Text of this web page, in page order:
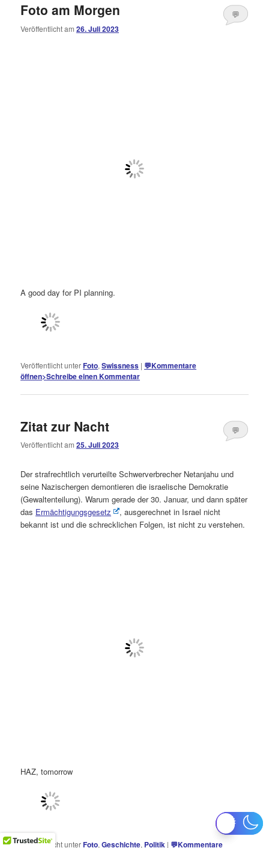
Foto am Morgen
Veröffentlicht am26. Juli 2023
💬
A good day for PI planning.
Veröffentlicht unterFoto,Swissness | 💬Kommentare
öffnen>Schreibe einen Kommentar
Zitat zur Nacht
Veröffentlicht am25. Juli 2023
💬
öffnen
Der strafrechtlich verurteilte Schwerverbrecher Netanjahu und
seine Nazischergen demontieren die israelische Demokratie
(Gewaltenteilung). Warum gerade der 30. Januar, und dann später
das Ermächtigungsgesetz
, ausgerechnet in Israel nicht
bekannt ist und die schrecklichen Folgen, ist nicht zu verstehen.
HAZ, tomorrow
Veröffentlicht unterFoto,Geschichte, Politik | 💬Kommentare